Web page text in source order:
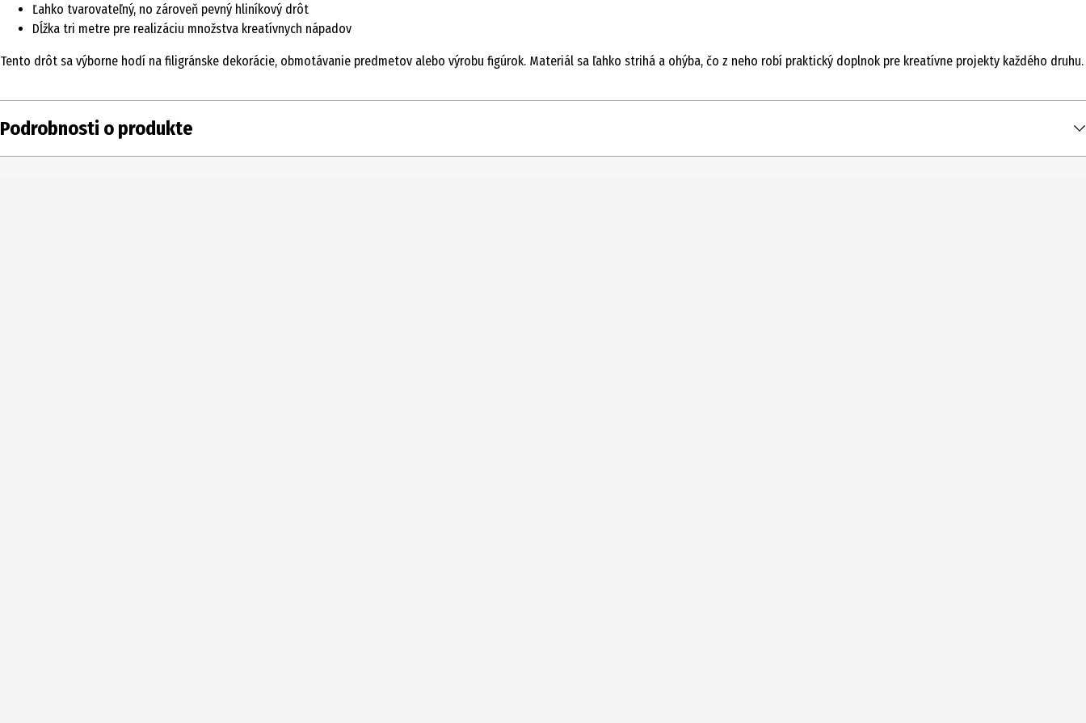
Ľahko tvarovateľný, no zároveň pevný hliníkový drôt
Dĺžka tri metre pre realizáciu množstva kreatívnych nápadov
Tento drôt sa výborne hodí na filigránske dekorácie, obmotávanie predmetov alebo výrobu figúrok. Materiál sa ľahko strihá a ohýba, čo z neho robí praktický doplnok pre kreatívne projekty každého druhu.
Podrobnosti o produkte